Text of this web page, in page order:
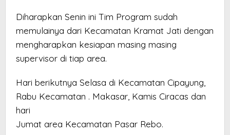
Diharapkan Senin ini Tim Program sudah
memulainya dari Kecamatan Kramat Jati dengan
mengharapkan kesiapan masing masing
supervisor di tiap area.
Hari berikutnya Selasa di Kecamatan Cipayung,
Rabu Kecamatan . Makasar, Kamis Ciracas dan
hari
Jumat area Kecamatan Pasar Rebo.